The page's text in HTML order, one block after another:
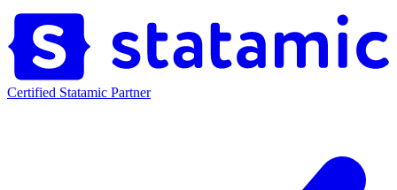
Certified Statamic Partner